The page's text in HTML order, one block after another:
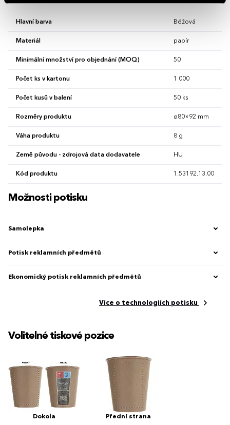
Hlavní barva Béžová
Materiál papír
Minimální množství pro objednání (MOQ) 50
Počet ks v kartonu 1 000
Počet kusů v balení 50 ks
Rozměry produktu ø80×92 mm
Váha produktu 8 g
Země původu - zdrojová data dodavatele HU
Kód produktu 1.53192.13.00
Možnosti potisku
Samolepka
Potisk reklamních předmětů
Ekonomický potisk reklamních předmětů
Více o technologiích potisku
Volitelné tiskové pozice
Dokola Přední strana